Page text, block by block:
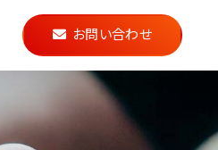
お問い合わせ